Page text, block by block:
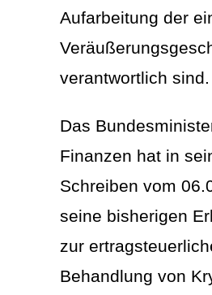
Aufarbeitung der
verantwortlich sind.
Das
Finanzen hat in
Schreiben vom
seine bisherigen
zur
Behandlung von